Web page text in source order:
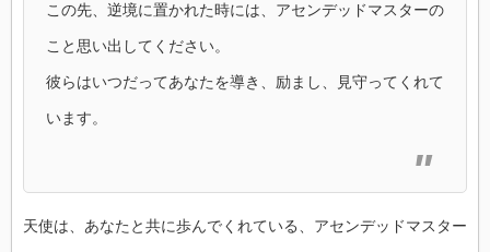
この先、逆境に置かれた時には、アセンデッドマスターの
こと思い出してください。
彼らはいつだってあなたを導き、励まし、見守ってくれて
います。
天使は、あなたと共に歩んでくれている、アセンデッドマスター